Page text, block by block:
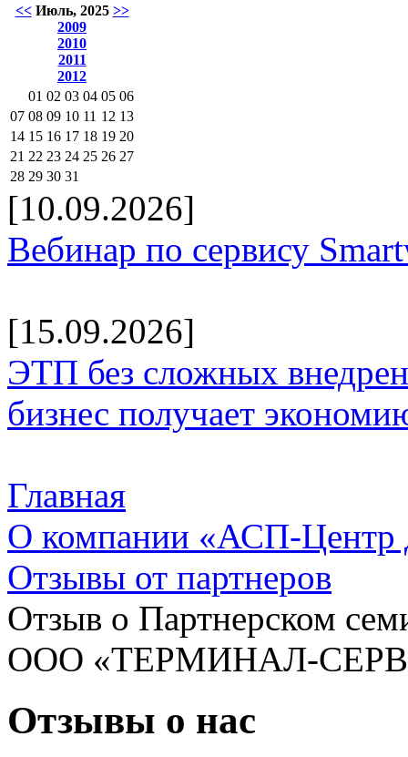
<< Июль, 2025 >>
2009
2010
2011
2012
01 02 03 04 05 06
07 08 09 10 11 12 13
14 15 16 17 18 19 20
21 22 23 24 25 26 27
28 29 30 31
[10.09.2026]
Вебинар по сервису
[15.09.2026]
ЭТП без сложных
бизнес получает
Главная
О компании «АСП-Центр
Отзывы от партнеров
Отзыв о Партнерском
ООО «ТЕРМИНАЛ-
Отзывы о нас